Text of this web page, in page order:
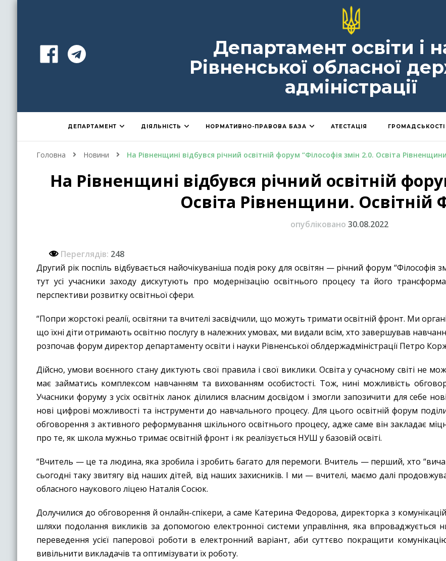
Департамент освіти і
Рівненської обласної
адміністрації
ДЕПАРТАМЕНТ ДІЯЛЬНІСТЬ НОРМАТИВНО-ПРАВОВА БАЗА АТЕСТАЦІЯ ГРОМАДСЬКОСТІ
Головна Новини На Рівненщині відбувся річний освітній форум “Філософія змін 2.0. Освіта
На Рівненщині відбувся річний освітній
Освіта Рівненщини. Освітній
опубліковано 30.08.2022
Переглядів: 248
Другий рік поспіль відбувається найочікуваніша подія року для освітян — річний форум “Філософія
тут усі учасники заходу дискутують про модернізацію освітнього процесу та його
перспективи розвитку освітньої сфери.
“Попри жорстокі реалії, освітяни та вчителі засвідчили, що можуть тримати освітній фронт. Ми
що їхні діти отримають освітню послугу в належних умовах, ми видали всім, хто завершував
розпочав форум директор департаменту освіти і науки Рівненської облдержадміністрації Петро
Дійсно, умови воєнного стану диктують свої правила і свої виклики. Освіта у сучасному світі не
має займатись комплексом навчанням та вихованням особистості. Тож, нині можливість
Учасники форуму з усіх освітніх ланок ділилися власним досвідом і змогли запозичити для себе
нові цифрові можливості та інструменти до навчального процесу. Для цього освітній форум
обговорення з активного реформування шкільного освітнього процесу, адже саме він закладає
про те, як школа мужньо тримає освітній фронт і як реалізується НУШ у базовій освіті.
“Вчитель — це та людина, яка зробила і зробить багато для перемоги. Вчитель — перший, хто
сьогодні таку звитягу від наших дітей, від наших захисників. І ми — вчителі, маємо далі
обласного наукового ліцею Наталія Сосюк.
Долучилися до обговорення й онлайн-спікери, а саме Катерина Федорова, директорка з
шляхи подолання викликів за допомогою електронної системи управління, яка впроваджується
переведення усієї паперової роботи в електронний варіант, аби суттєво покращити
вивільнити викладачів та оптимізувати їх роботу.